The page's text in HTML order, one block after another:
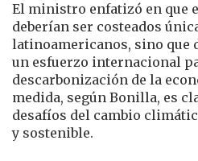
El ministro enfatizó en que
deberían ser costeados
latinoamericanos, sino que
un esfuerzo internacional
descarbonización de la
medida, según Bonilla, es
desafíos del cambio
y sostenible.